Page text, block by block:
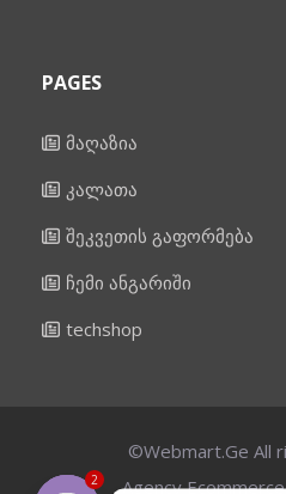
PAGES
მაღაზია
კალათა
შეკვეთის გაფორმება
ჩემი ანგარიში
techshop
©Webmart.Ge All
Agency
2